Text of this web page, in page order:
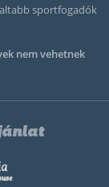
sportfogadók
nem vehetnek